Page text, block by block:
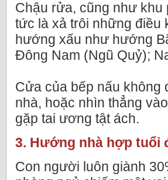
Chậu rửa, cũng như
tức là xả trôi những điều
hướng xấu như hướng
Đông Nam (Ngũ Quỷ);
Cửa của bếp nấu
nhà, hoặc nhìn thẳng
gặp tai ương tật ách.
3. Hướng nhà hợp tuổi
Con người luôn giành